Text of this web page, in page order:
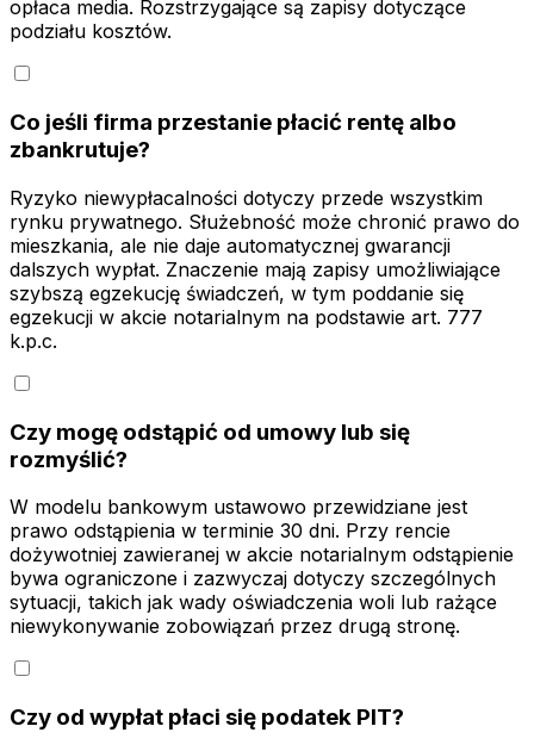
opłaca media. Rozstrzygające są zapisy dotyczące
podziału kosztów.
Co jeśli firma przestanie płacić rentę albo
zbankrutuje?
Ryzyko niewypłacalności dotyczy przede wszystkim
rynku prywatnego. Służebność może chronić prawo do
mieszkania, ale nie daje automatycznej gwarancji
dalszych wypłat. Znaczenie mają zapisy umożliwiające
szybszą egzekucję świadczeń, w tym poddanie się
egzekucji w akcie notarialnym na podstawie art. 777
k.p.c.
Czy mogę odstąpić od umowy lub się
rozmyślić?
W modelu bankowym ustawowo przewidziane jest
prawo odstąpienia w terminie 30 dni. Przy rencie
dożywotniej zawieranej w akcie notarialnym odstąpienie
bywa ograniczone i zazwyczaj dotyczy szczególnych
sytuacji, takich jak wady oświadczenia woli lub rażące
niewykonywanie zobowiązań przez drugą stronę.
Czy od wypłat płaci się podatek PIT?